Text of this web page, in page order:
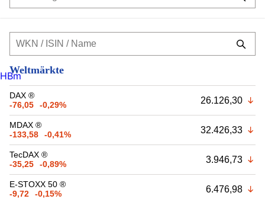
Weltmärkte
DAX ®
-76,05
-0,29% 26.126,30
MDAX ®
-133,58
-0,41% 32.426,33
TecDAX ®
-35,25
-0,89% 3.946,73
E-STOXX 50 ®
-9,72
-0,15% 6.476,98
HBm